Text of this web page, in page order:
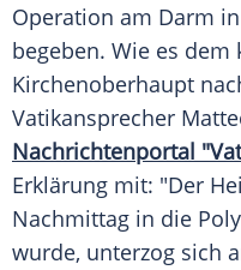
Operation am Darm
begeben. Wie es dem
Kirchenoberhaupt
Vatikansprecher
Nachrichtenportal
Erklärung mit: "Der
Nachmittag in die
wurde, unterzog sich